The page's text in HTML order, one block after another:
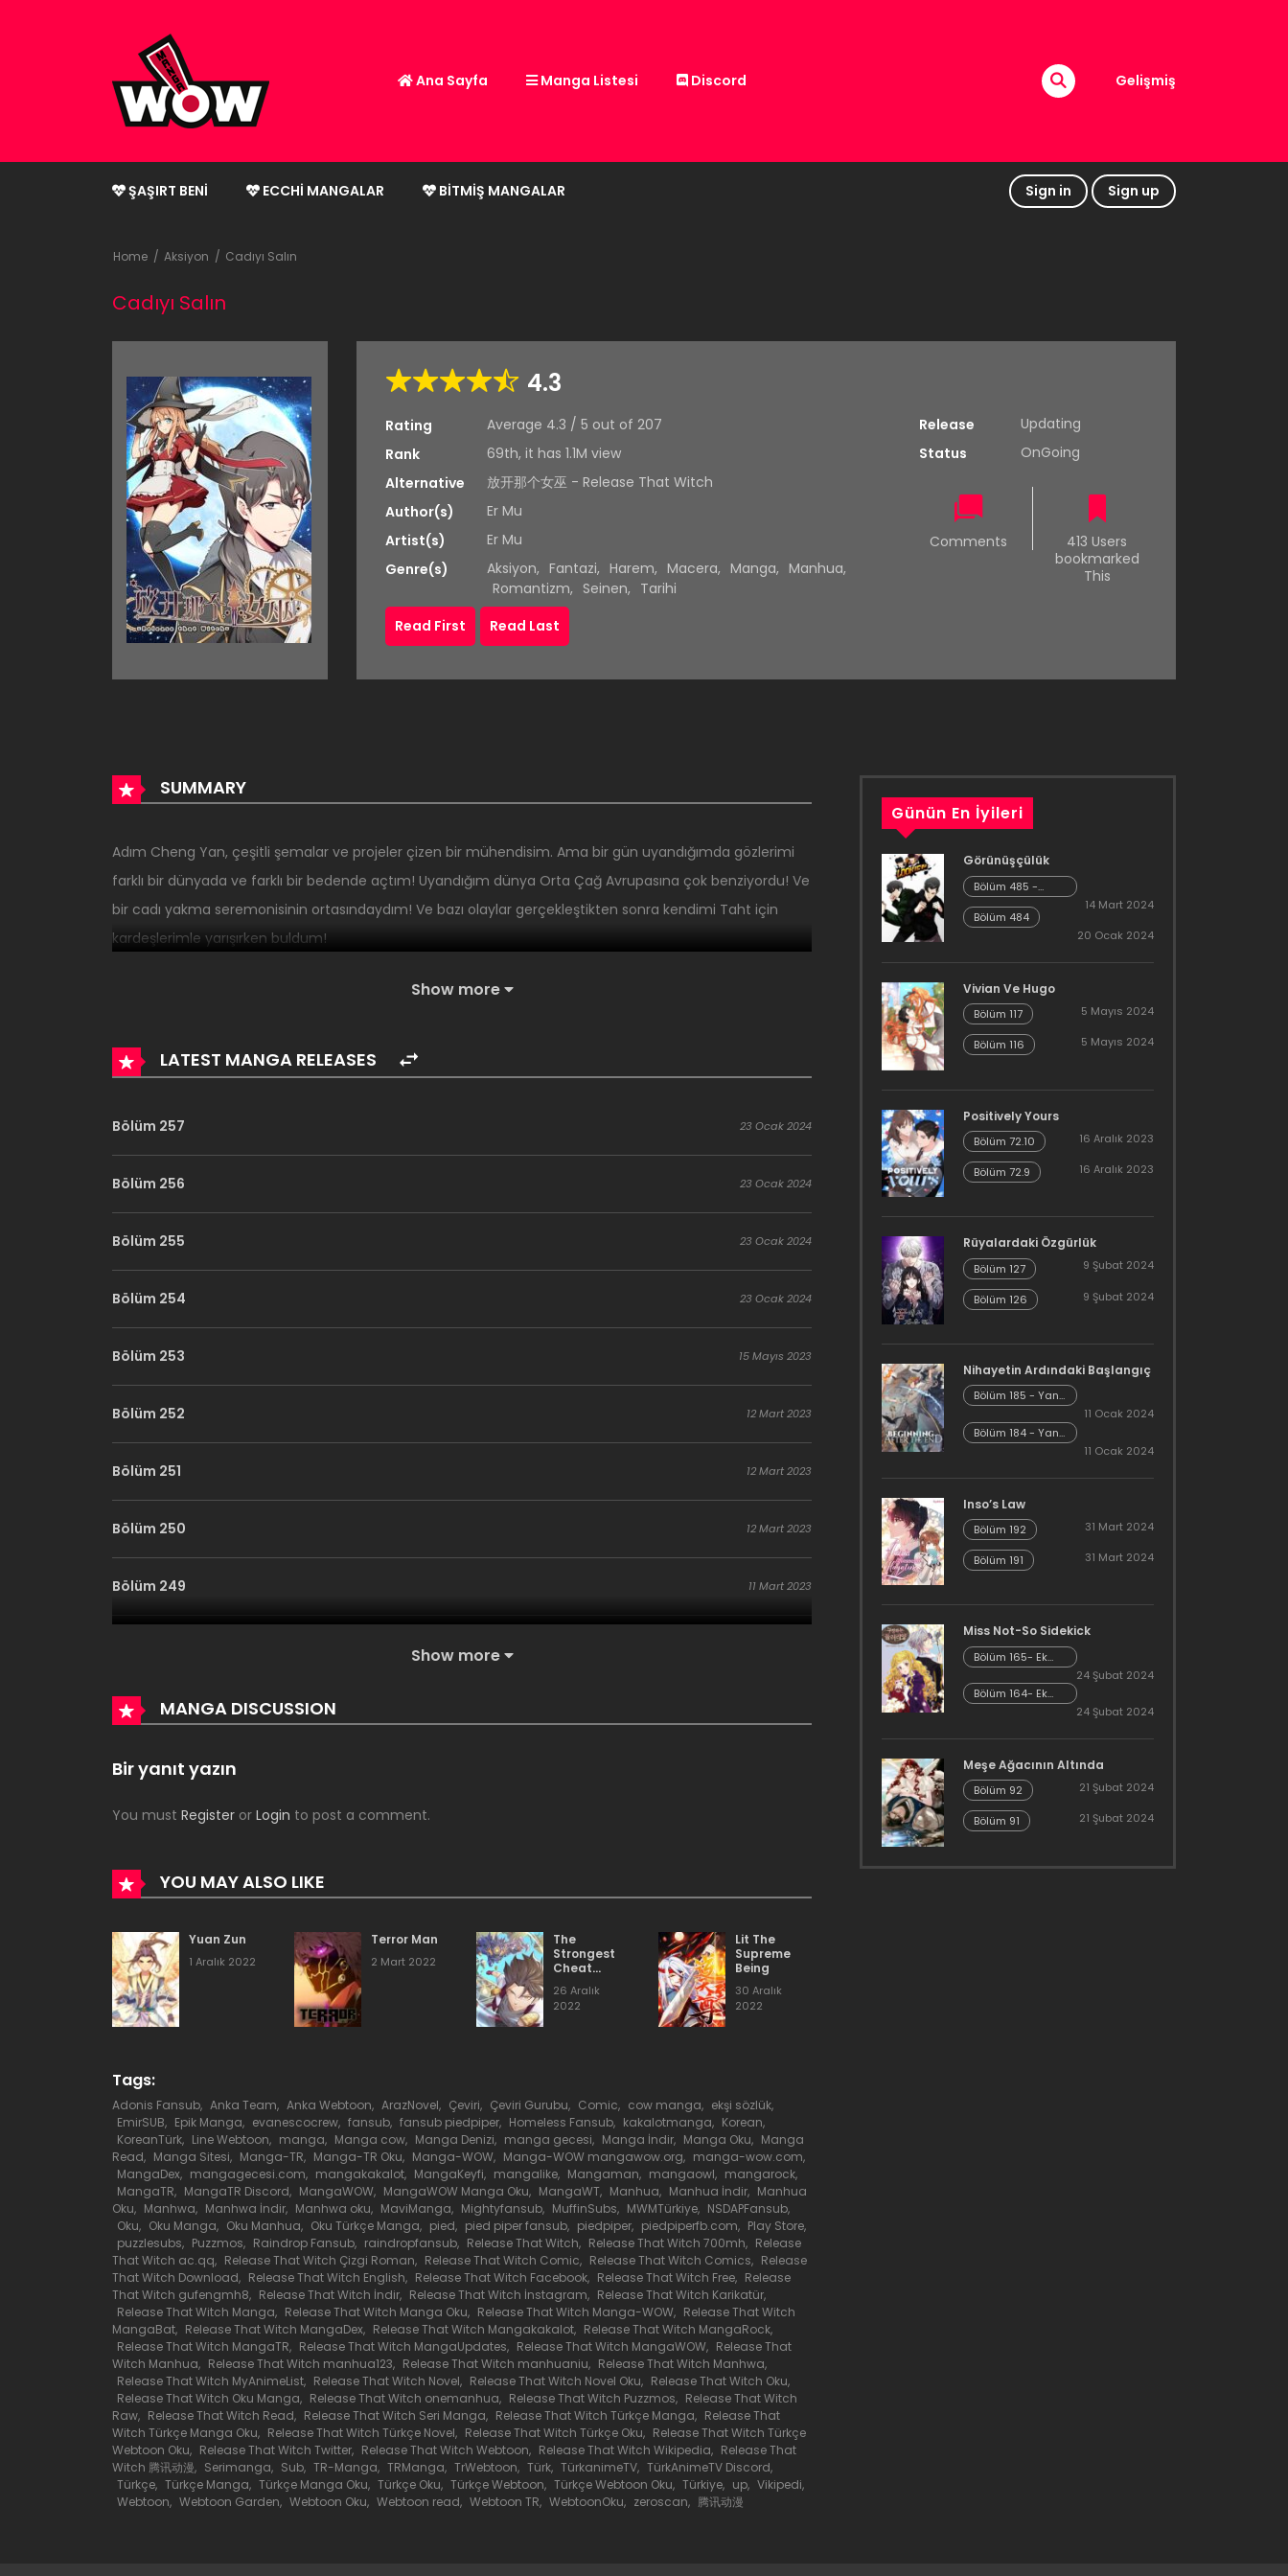
Ana Sayfa Manga Listesi Discord Gelişmiş
ŞAŞIRT BENI ECCHI MANGALAR BITMIŞ MANGALAR Sign in Sign up
Home Aksiyon Cadıyı Salın
Cadıyı Salın
4.3
Rating Average 4.3 / 5 out of 207
Rank
69th, it has 1.1M view
Alternative
放开那个女巫 - Release That Witch
Author(s)
Er Mu
Artist(s)
Er Mu
Genre(s)
Aksiyon, Fantazi, Harem, Macera, Manga, Manhua,
Romantizm, Seinen, Tarihi
Release
Updating
Status
OnGoing
Comments
413 Users
bookmarked
This
Read First Read Last
SUMMARY
Adım Cheng Yan, çeşitli şemalar ve projeler çizen bir mühendisim. Ama bir gün uyandığımda gözlerimi
farklı bir dünyada ve farklı bir bedende açtım! Uyandığım dünya Orta Çağ Avrupasına çok benziyordu! Ve
bir cadı yakma seremonisinin ortasındaydım! Ve bazı olaylar gerçekleştikten sonra kendimi Taht için
kardeşlerimle yarışırken buldum!
mangaversiyonu sayılır~
Show more
LATEST MANGA RELEASES
Bölüm 257 23 Ocak 2024
Bölüm 256 23 Ocak 2024
Bölüm 255 23 Ocak 2024
Bölüm 254 23 Ocak 2024
Bölüm 253 15 Mayıs 2023
Bölüm 252 12 Mart 2023
Bölüm 251 12 Mart 2023
Bölüm 250 12 Mart 2023
Bölüm 249 11 Mart 2023
Bölüm 247
Bölüm 246
Bölüm 245
Bölüm 244
Bölüm 243
Bölüm 242 6 Mart 2023
Bölüm 240 3 Mart 2023
Bölüm 239 3 Mart 2023
Bölüm 238 2 Mart 2023
Bölüm 237 19 Kasım 2022
Bölüm 236 16 Kasım 2022
Bölüm 235 27 Şubat 2022
Bölüm 234 18 Ekim 2021
Bölüm 233
Show more
MANGA DISCUSSION
Bir yanıt yazın
You must Register or Login to post a comment.
YOU MAY ALSO LIKE
Yuan Zun
1 Aralık 2022
Terror Man
2 Mart 2022
The
Strongest
Cheat
26 Aralık
2022
Lit The
Supreme
Being
30 Aralık
2022
Tags:
Adonis Fansub, Anka Team, Anka Webtoon, ArazNovel, Çeviri, Çeviri Gurubu, Comic, cow manga, ekşi sözlük,
EmirSUB, Epik Manga, evanescocrew, fansub, fansub piedpiper, Homeless Fansub, kakalotmanga, Korean,
KoreanTürk, Line Webtoon, manga, Manga cow, Manga Denizi, manga gecesi, Manga İndir, Manga Oku, Manga
Read, Manga Sitesi, Manga-TR, Manga-TR Oku, Manga-WOW, Manga-WOW mangawow.org, manga-wow.com,
MangaDex, mangagecesi.com, mangakakalot, MangaKeyfi, mangalike, Mangaman, mangaowl, mangarock,
MangaTR, MangaTR Discord, MangaWOW, MangaWOW Manga Oku, MangaWT, Manhua, Manhua İndir, Manhua
Oku, Manhwa, Manhwa İndir, Manhwa oku, MaviManga, Mightyfansub, MuffinSubs, MWMTürkiye, NSDAPFansub,
Oku, Oku Manga, Oku Manhua, Oku Türkçe Manga, pied, pied piper fansub, piedpiper, piedpiperfb.com, Play Store,
puzzlesubs, Puzzmos, Raindrop Fansub, raindropfansub, Release That Witch, Release That Witch 700mh, Release
That Witch ac.qq, Release That Witch Çizgi Roman, Release That Witch Comic, Release That Witch Comics, Release
That Witch Download, Release That Witch English, Release That Witch Facebook, Release That Witch Free, Release
That Witch gufengmh8, Release That Witch İndir, Release That Witch İnstagram, Release That Witch Karikatür,
Release That Witch Manga, Release That Witch Manga Oku, Release That Witch Manga-WOW, Release That Witch
MangaBat, Release That Witch MangaDex, Release That Witch Mangakakalot, Release That Witch MangaRock,
Release That Witch MangaTR, Release That Witch MangaUpdates, Release That Witch MangaWOW, Release That
Witch Manhua, Release That Witch manhua123, Release That Witch manhuaniu, Release That Witch Manhwa,
Release That Witch MyAnimeList, Release That Witch Novel, Release That Witch Novel Oku, Release That Witch Oku,
Release That Witch Oku Manga, Release That Witch onemanhua, Release That Witch Puzzmos, Release That Witch
Raw, Release That Witch Read, Release That Witch Seri Manga, Release That Witch Türkçe Manga, Release That
Witch Türkçe Manga Oku, Release That Witch Türkçe Novel, Release That Witch Türkçe Oku, Release That Witch Türkçe
Webtoon Oku, Release That Witch Twitter, Release That Witch Webtoon, Release That Witch Wikipedia, Release That
Witch 腾讯动漫, Serimanga, Sub, TR-Manga, TRManga, TrWebtoon, Türk, TürkanimeTV, TürkAnimeTV Discord,
Türkçe, Türkçe Manga, Türkçe Manga Oku, Türkçe Oku, Türkçe Webtoon, Türkçe Webtoon Oku, Türkiye, up, Vikipedi,
Webtoon, Webtoon Garden, Webtoon Oku, Webtoon read, Webtoon TR, WebtoonOku, zeroscan, 腾讯动漫
Günün En İyileri
Görünüşçülük
Bölüm 485 -
Cheonliang [04]
14 Mart 2024
Bölüm 484
20 Ocak 2024
Vivian Ve Hugo
Bölüm 117 5 Mayıs 2024
Bölüm 116 5 Mayıs 2024
Positively Yours
Bölüm 72.10 16 Aralık 2023
Bölüm 72.9 16 Aralık 2023
Rüyalardaki Özgürlük
Bölüm 127 9 Şubat 2024
Bölüm 126 9 Şubat 2024
Nihayetin Ardındaki Başlangıç
Bölüm 185 - Yan
Hikaye Kısım 7
11 Ocak 2024
Bölüm 184 - Yan
Hikaye Kısım 6
11 Ocak 2024
Inso’s Law
Bölüm 192 31 Mart 2024
Bölüm 191 31 Mart 2024
Miss Not-So Sidekick
Bölüm 165- Ek
Bölüm 26
24 Şubat 2024
Bölüm 164- Ek
Bölüm 25
24 Şubat 2024
Meşe Ağacının Altında
Bölüm 92 21 Şubat 2024
Bölüm 91 21 Şubat 2024